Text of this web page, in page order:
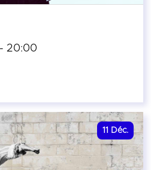
20:00
11 Déc.